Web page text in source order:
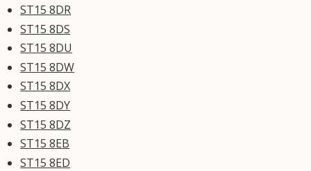
ST15 8DR
ST15 8DS
ST15 8DU
ST15 8DW
ST15 8DX
ST15 8DY
ST15 8DZ
ST15 8EB
ST15 8ED